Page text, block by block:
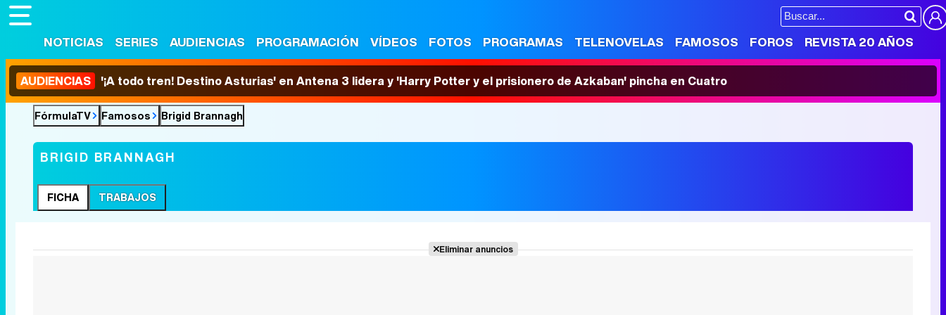
NOTICIAS SERIES AUDIENCIAS PROGRAMACIÓN VÍDEOS FOTOS PROGRAMAS TELENOVELAS FAMOSOS FOROS REVISTA 20 AÑOS
AUDIENCIAS '¡A todo tren! Destino Asturias' en Antena 3 lidera y 'Harry Potter y el prisionero de Azkaban' pincha en Cuatro
FórmulaTV Famosos Brigid Brannagh
BRIGID BRANNAGH
FICHA TRABAJOS
Eliminar anuncios